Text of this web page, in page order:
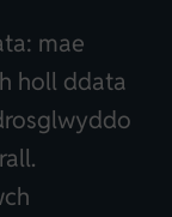
mae
holl ddata